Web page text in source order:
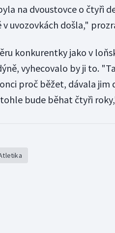
na dvoustovce o čtyři
uvozovkách došla,"
konkurentky jako v
vyhecovalo by ji to.
proč běžet, dávala
bude běhat čtyři